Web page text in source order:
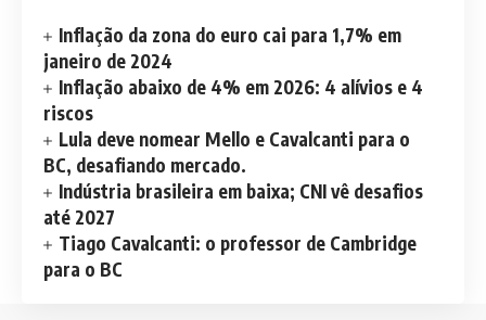
Inflação da zona do euro cai para 1,7% em
janeiro de 2024
Inflação abaixo de 4% em 2026: 4 alívios e 4
riscos
Lula deve nomear Mello e Cavalcanti para o
BC, desafiando mercado.
Indústria brasileira em baixa; CNI vê desafios
até 2027
Tiago Cavalcanti: o professor de Cambridge
para o BC